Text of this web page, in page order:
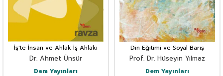
İş'te İnsan ve Ahlak İş Ahlakı
Dr. Ahmet Ünsür
Dem Yayınları
Din Eğitimi ve Soyal Barış
Prof. Dr. Hüseyin Yılmaz
Dem Yayınları